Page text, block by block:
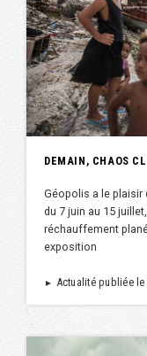
DEMAIN, CHAOS
Géopolis a le plaisir
du 7 juin au 15
réchauffement
exposition
► Actualité publiée le